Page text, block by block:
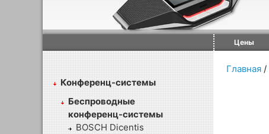
Цены
Конференц-системы
Беспроводные
конференц-системы
BOSCH Dicentis
Главная /